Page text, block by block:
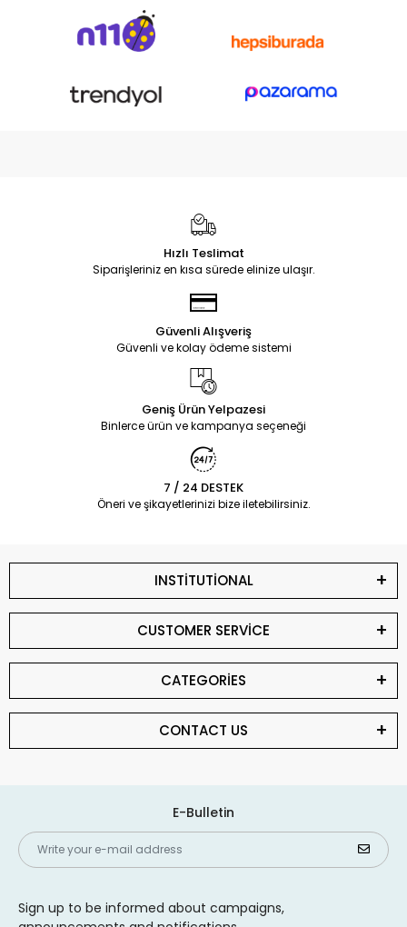
Hızlı Teslimat
Siparişleriniz en kısa sürede elinize ulaşır.
Güvenli Alışveriş
Güvenli ve kolay ödeme sistemi
Geniş Ürün Yelpazesi
Binlerce ürün ve kampanya seçeneği
7 / 24 DESTEK
Öneri ve şikayetlerinizi bize iletebilirsiniz.
INSTİTUTİONAL
CUSTOMER SERVİCE
CATEGORİES
CONTACT US
E-Bulletin
Sign up to be informed about campaigns,